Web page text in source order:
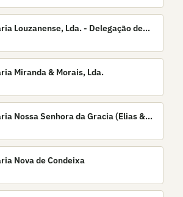
Louzanense, Lda. - Delegação de
Miranda & Morais, Lda.
Nossa Senhora da Gracia (Elias &
Nova de Condeixa